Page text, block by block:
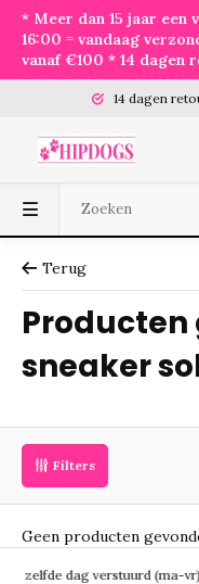
* Meer dan 15 jaar een
16:00 = vandaag
vanaf €100 * 14 dagen
14 dagen retourrecht
Terug
sneaker
Filters
Geen producten
dag verstuurd (ma-vr)